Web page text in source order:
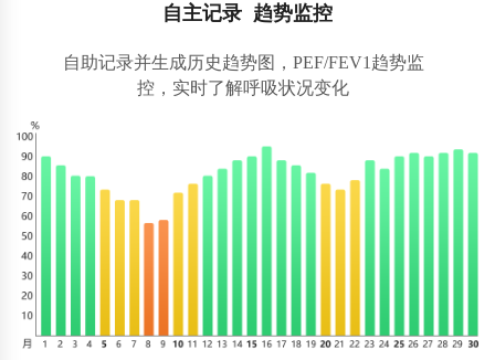
自主记录 趋势监控
自助记录并生成历史趋势图，PEF/FEV1趋势监
控，实时了解呼吸状况变化